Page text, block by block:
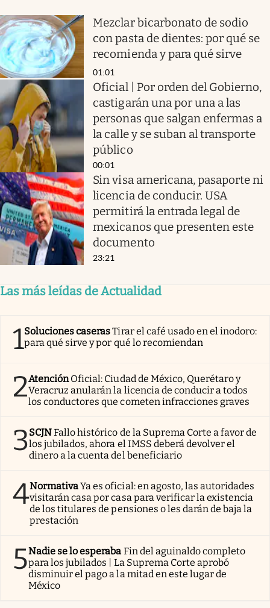
Mezclar bicarbonato de sodio
con pasta de dientes: por qué se
recomienda y para qué sirve
01:01
Oficial | Por orden del Gobierno,
castigarán una por una a las
personas que salgan enfermas a
la calle y se suban al transporte
público
00:01
Sin visa americana, pasaporte ni
licencia de conducir. USA
permitirá la entrada legal de
mexicanos que presenten este
documento
23:21
Las más leídas de Actualidad
1Soluciones caserasTirar el café usado en el inodoro:
para qué sirve y por qué lo recomiendan
2AtenciónOficial: Ciudad de México, Querétaro y
Veracruz anularán la licencia de conducir a todos
los conductores que cometen infracciones graves
3SCJNFallo histórico de la Suprema Corte a favor de
los jubilados, ahora el IMSS deberá devolver el
dinero a la cuenta del beneficiario
4NormativaYa es oficial: en agosto, las autoridades
visitarán casa por casa para verificar la existencia
de los titulares de pensiones o les darán de baja la
prestación
5Nadie se lo esperaba Fin del aguinaldo completo
para los jubilados | La Suprema Corte aprobó
disminuir el pago a la mitad en este lugar de
México